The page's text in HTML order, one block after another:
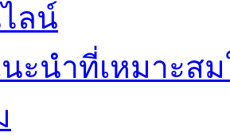
ลน์
ะนำที่เหมาะสม